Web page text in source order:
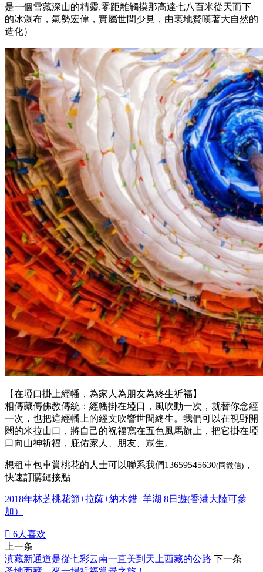
是一個雪藏深山的精靈,零距離觸摸那高達七八百米從天而下
的冰瀑布，氣勢宏偉，實屬世間少見，由衷地贊嘆著大自然的
造化）
【在埡口掛上經幡，為家人為朋友為終生祈福】
相傳藏傳佛教傳統：經幡掛在埡口，風吹動一次，就替你念經
一次，也把這經幡上的經文吹響世間終生。我們可以在視野開
闊的米拉山口，將自己的祝福寫在五色風馬旗上，把它掛在埡
口向山神祈福，庇佑家人、朋友、眾生。
想租車包車賞桃花的人士可以聯系我們13659545630(同微信) ，
快速訂購鏈接點
2018年林芝桃花節+拉薩+納木錯+羊湖 8日遊(香港大陸可參
加）
 6人喜欢
上一条
滇藏新通道是從七彩云南一直美到天上西藏的公路 下一条